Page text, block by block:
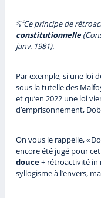
💡Ce principe de
constitutionnelle
janv. 1981).
Par exemple, si une loi
sous la tutelle des
et qu’en 2022 une loi
d’emprisonnement,
On vous le rappelle, «
encore été jugé pour
douce+ rétroactivité in
syllogisme à l’envers,